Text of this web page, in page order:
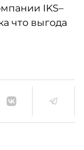
IKS–
что выгода